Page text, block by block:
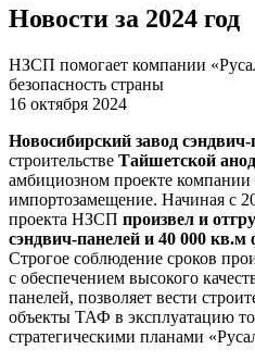
Новости за 2024 год
НЗСП помогает компании
безопасность страны
16 октября 2024
Новосибирский завод сэндвич-
строительстве Тайшетской
амбициозном проекте
импортозамещение. Начиная с
проекта НЗСП произвел и
сэндвич-панелей и 40 000
Строгое соблюдение сроков
с обеспечением высокого
панелей, позволяет вести
объекты ТАФ в эксплуатацию
стратегическими планами